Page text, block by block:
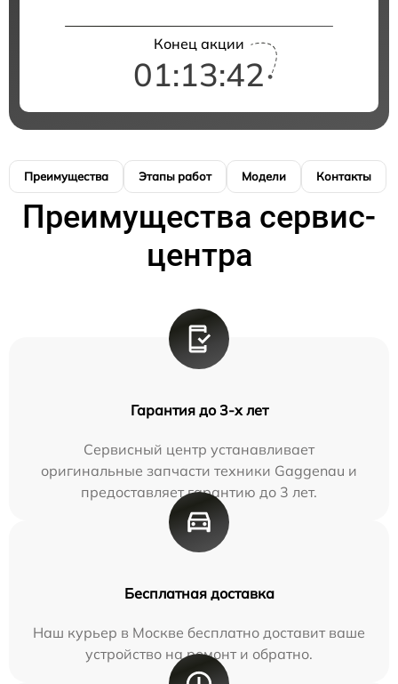
Конец акции
01:13:41
Преимущества Этапы работ Модели Контакты
Преимущества сервис-
центра
Гарантия до 3-х лет
Сервисный центр устанавливает
оригинальные запчасти техники Gaggenau и
предоставляет гарантию до 3 лет.
Бесплатная доставка
Наш курьер в Москве бесплатно доставит ваше
устройство на ремонт и обратно.